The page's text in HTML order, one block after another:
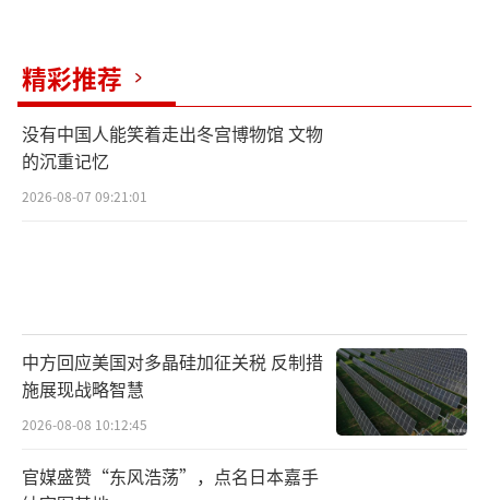
精彩推荐
没有中国人能笑着走出冬宫博物馆 文物
的沉重记忆
2026-08-07 09:21:01
中方回应美国对多晶硅加征关税 反制措
施展现战略智慧
2026-08-08 10:12:45
官媒盛赞“东风浩荡”，点名日本嘉手